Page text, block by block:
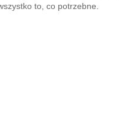
to, co potrzebne.